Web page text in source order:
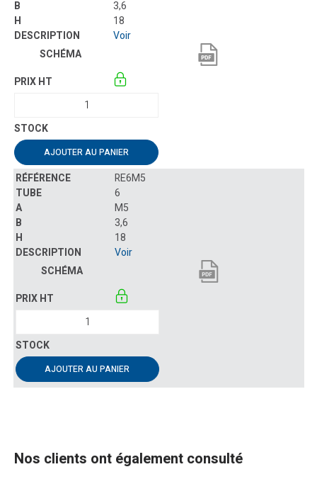
3,6
18
Voir
AJOUTER AU PANIER
RE6M5
6
M5
3,6
18
Voir
AJOUTER AU PANIER
Nos clients ont également consulté